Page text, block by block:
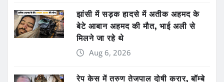
झांसी में सड़क हादसे में अतीक अहमद के
बेटे आबान अहमद की मौत, भाई अली से
मिलने जा रहे थे
Aug 6, 2026
रेप केस में तरुण तेजपाल दोषी करार, बॉम्बे